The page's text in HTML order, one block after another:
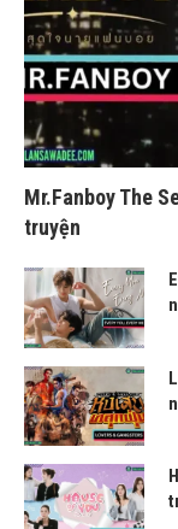
Mr.Fanboy The
truyện